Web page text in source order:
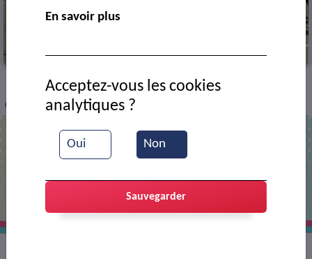
> VIE MUNICIPALE > Ressources documentaires
Classe cp de l'école Joliot-Curie
En savoir plus
Oui Non
Acceptez-vous les cookies
analytiques ?
Sauvegarder